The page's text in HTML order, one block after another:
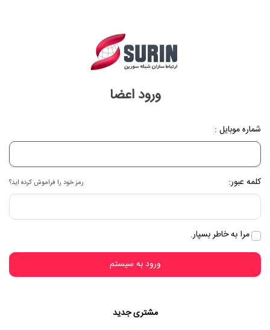
ورود اعضا
شماره موبایل :
کلمه عبور: رمز خود را فراموش کرده اید؟
مرا به خاطر بسپار.
ورود به سیستم
مشتری جدید